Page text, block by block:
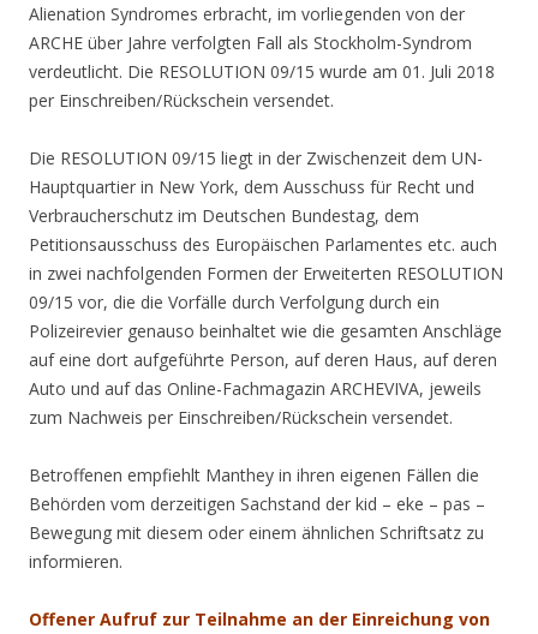
Alienation Syndromes erbracht, im vorliegenden von der
ARCHE über Jahre verfolgten Fall als Stockholm-Syndrom
verdeutlicht. Die RESOLUTION 09/15 wurde am 01. Juli 2018
per Einschreiben/Rückschein versendet.
Die RESOLUTION 09/15 liegt in der Zwischenzeit dem UN-
Hauptquartier in New York, dem Ausschuss für Recht und
Verbraucherschutz im Deutschen Bundestag, dem
Petitionsausschuss des Europäischen Parlamentes etc. auch
in zwei nachfolgenden Formen der Erweiterten RESOLUTION
09/15 vor, die die Vorfälle durch Verfolgung durch ein
Polizeirevier genauso beinhaltet wie die gesamten Anschläge
auf eine dort aufgeführte Person, auf deren Haus, auf deren
Auto und auf das Online-Fachmagazin ARCHEVIVA, jeweils
zum Nachweis per Einschreiben/Rückschein versendet.
Betroffenen empfiehlt Manthey in ihren eigenen Fällen die
Behörden vom derzeitigen Sachstand der kid – eke – pas –
Bewegung mit diesem oder einem ähnlichen Schriftsatz zu
informieren.
Offener Aufruf zur Teilnahme an der Einreichung von